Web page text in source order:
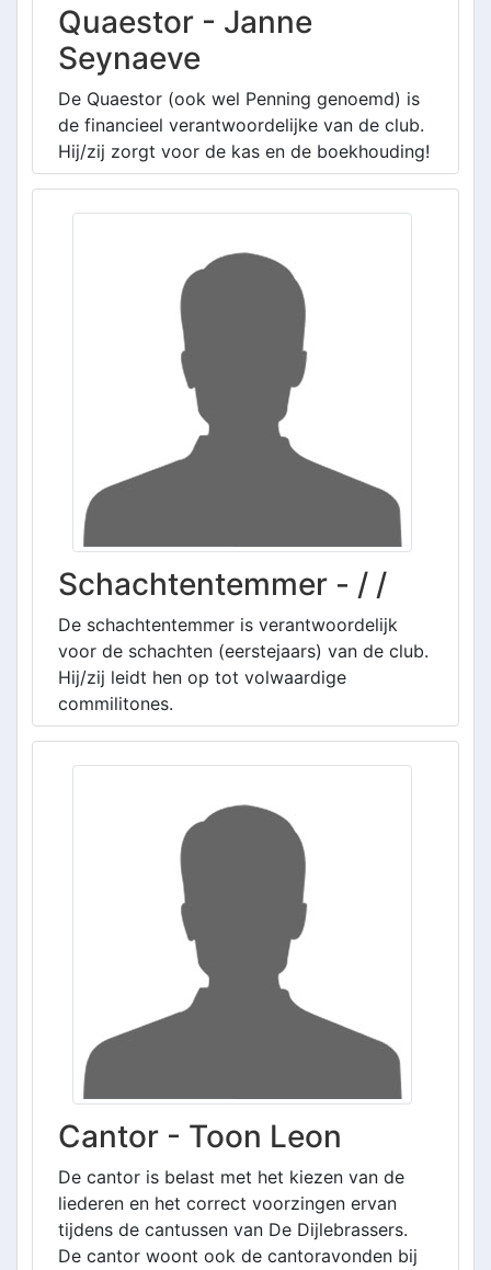
Quaestor - Janne
Seynaeve
De Quaestor (ook wel Penning genoemd) is
de financieel verantwoordelijke van de club.
Hij/zij zorgt voor de kas en de boekhouding!
Schachtentemmer - / /
De schachtentemmer is verantwoordelijk
voor de schachten (eerstejaars) van de club.
Hij/zij leidt hen op tot volwaardige
commilitones.
Cantor - Toon Leon
De cantor is belast met het kiezen van de
liederen en het correct voorzingen ervan
tijdens de cantussen van De Dijlebrassers.
De cantor woont ook de cantoravonden bij